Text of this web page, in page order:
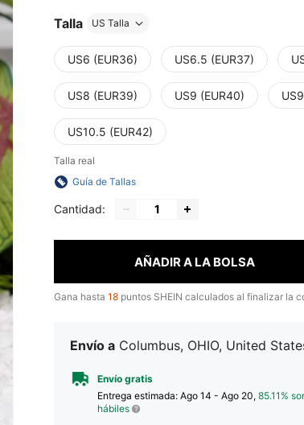
Talla US Talla
US6 (EUR36) US6.5 (EUR37)
US8 (EUR39) US9 (EUR40)
US10.5 (EUR42)
Talla real
Guía de Tallas
Cantidad:
AÑADIR A LA BOLSA
Gana hasta 18 puntos SHEIN calculados al finalizar la
Envío a Columbus, OHIO, United
Envío gratis
Entrega estimada: Ago 14 - Ago 20, 85.11%
hábiles